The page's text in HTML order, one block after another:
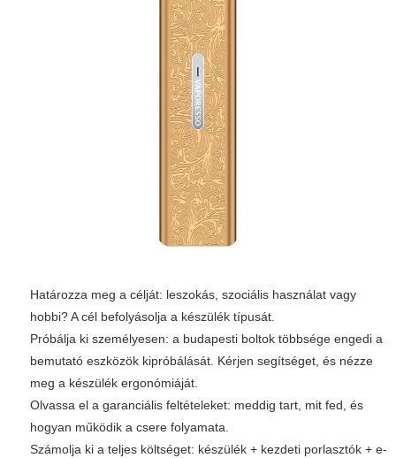
Határozza meg a célját: leszokás, szociális használat vagy
hobbi? A cél befolyásolja a készülék típusát.
Próbálja ki személyesen: a budapesti boltok többsége engedi a
bemutató eszközök kipróbálását. Kérjen segítséget, és nézze
meg a készülék ergonómiáját.
Olvassa el a garanciális feltételeket: meddig tart, mit fed, és
hogyan működik a csere folyamata.
Számolja ki a teljes költséget: készülék + kezdeti porlasztók + e-